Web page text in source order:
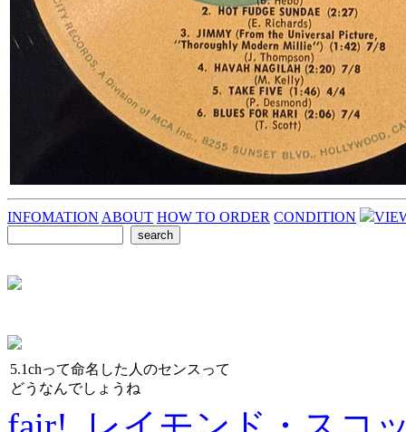
INFOMATION ABOUT HOW TO ORDER CONDITION
5.1chって命名した人のセンスって
どうなんでしょうね